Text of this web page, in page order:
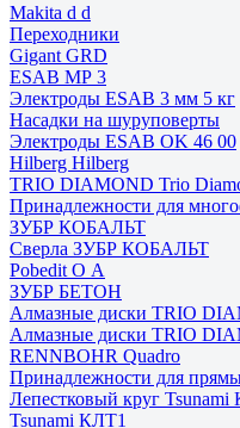
Makita d d
Переходники
Gigant GRD
ESAB МР 3
Электроды ESAB 3 мм 5 кг
Насадки на шуруповерты
Электроды ESAB OK 46 00
Hilberg Hilberg
TRIO DIAMOND Trio
Принадлежности для
ЗУБР КОБАЛЬТ
Сверла ЗУБР КОБАЛЬТ
Pobedit О А
ЗУБР БЕТОН
Алмазные диски TRIO
Алмазные диски TRIO
RENNBOHR Quadro
Принадлежности для
Лепестковый круг Tsunami
Tsunami КЛТ1